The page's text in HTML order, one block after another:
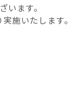
ます。
施いたします。